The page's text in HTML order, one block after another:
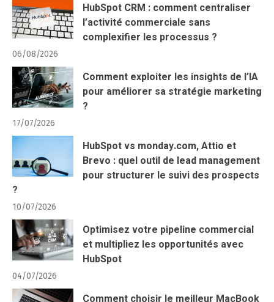
HubSpot CRM : comment centraliser
l’activité commerciale sans
complexifier les processus ?
06/08/2026
Comment exploiter les insights de l’IA
pour améliorer sa stratégie marketing
?
17/07/2026
HubSpot vs monday.com, Attio et
Brevo : quel outil de lead management
pour structurer le suivi des prospects
?
10/07/2026
Optimisez votre pipeline commercial
et multipliez les opportunités avec
HubSpot
04/07/2026
Comment choisir le meilleur MacBook